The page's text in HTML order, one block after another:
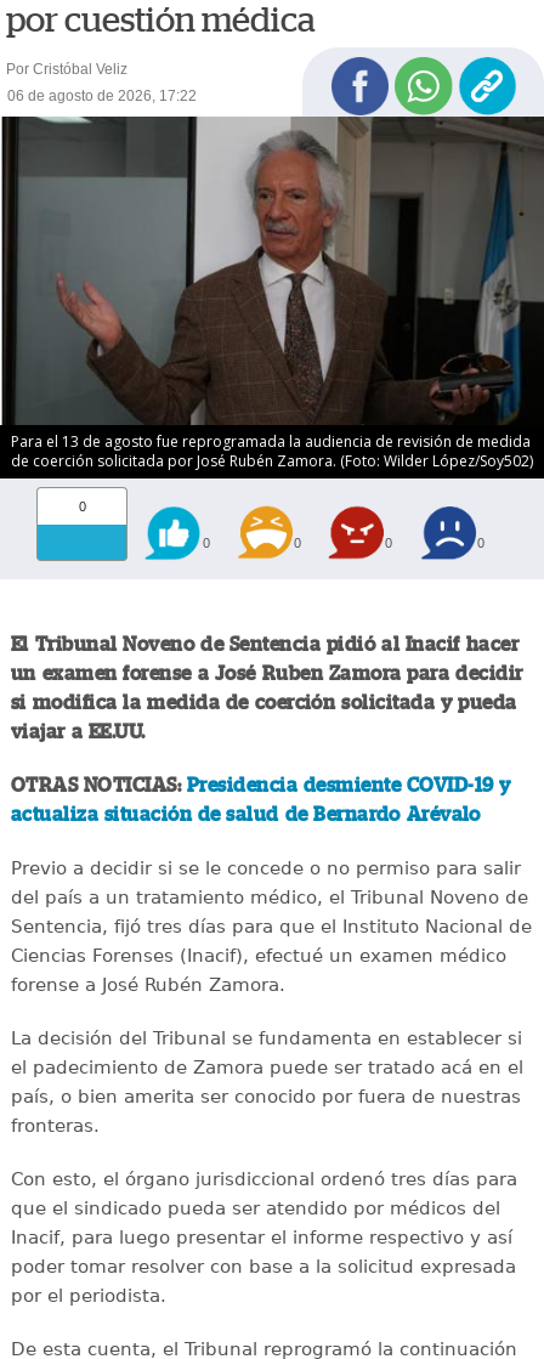
por cuestión médica
Por Cristóbal Veliz
06 de agosto de 2026, 17:22
Para el 13 de agosto fue reprogramada la audiencia de revisión de medida
de coerción solicitada por José Rubén Zamora. (Foto: Wilder López/Soy502)
0
0 0 0 0
El Tribunal Noveno de Sentencia pidió al Inacif hacer
un examen forense a José Ruben Zamora para decidir
si modifica la medida de coerción solicitada y pueda
viajar a EE.UU.
OTRAS NOTICIAS: Presidencia desmiente COVID-19 y
actualiza situación de salud de Bernardo Arévalo
Previo a decidir si se le concede o no permiso para salir
del país a un tratamiento médico, el Tribunal Noveno de
Sentencia, fijó tres días para que el Instituto Nacional de
Ciencias Forenses (Inacif), efectué un examen médico
forense a José Rubén Zamora.
La decisión del Tribunal se fundamenta en establecer si
el padecimiento de Zamora puede ser tratado acá en el
país, o bien amerita ser conocido por fuera de nuestras
fronteras.
Con esto, el órgano jurisdiccional ordenó tres días para
que el sindicado pueda ser atendido por médicos del
Inacif, para luego presentar el informe respectivo y así
poder tomar resolver con base a la solicitud expresada
por el periodista.
De esta cuenta, el Tribunal reprogramó la continuación